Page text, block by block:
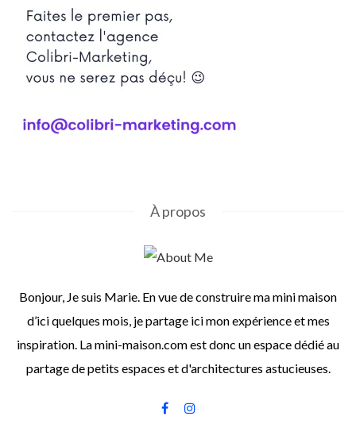
À propos
Bonjour, Je suis Marie. En vue de construire ma mini maison
d’ici quelques mois, je partage ici mon expérience et mes
inspiration. La mini-maison.com est donc un espace dédié au
partage de petits espaces et d'architectures astucieuses.